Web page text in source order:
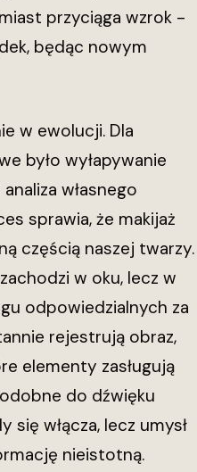
przyciąga wzrok -
będąc nowym
w ewolucji. Dla
było wyłapywanie
własnego
sprawia, że makijaż
częścią naszej twarzy.
w oku, lecz w
odpowiedzialnych za
rejestrują obraz,
elementy zasługują
do dźwięku
się włącza, lecz umysł
nieistotną.